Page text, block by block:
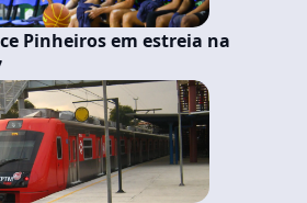
Pinheiros em estreia na